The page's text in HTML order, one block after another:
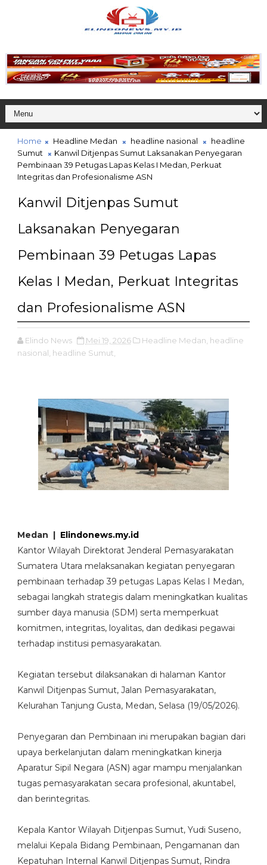
Home Headline Medan headline nasional
headline
Sumut
Kanwil Ditjenpas Sumut Laksanakan Penyegaran
Pembinaan 39 Petugas Lapas Kelas I Medan, Perkuat
Integritas dan Profesionalisme ASN
Kanwil Ditjenpas Sumut
Laksanakan Penyegaran
Pembinaan 39 Petugas Lapas
Kelas I Medan, Perkuat Integritas
dan Profesionalisme ASN
Elindo News Mei 19, 2026 Headline Medan, headline
nasional, headline Sumut,
Medan | Elindonews.my.id
Kantor Wilayah Direktorat Jenderal Pemasyarakatan
Sumatera Utara melaksanakan kegiatan penyegaran
pembinaan terhadap 39 petugas Lapas Kelas I Medan,
sebagai langkah strategis dalam meningkatkan kualitas
sumber daya manusia (SDM) serta memperkuat
komitmen, integritas, loyalitas, dan dedikasi pegawai
terhadap institusi pemasyarakatan.
Kegiatan tersebut dilaksanakan di halaman Kantor
Kanwil Ditjenpas Sumut, Jalan Pemasyarakatan,
Kelurahan Tanjung Gusta, Medan, Selasa (19/05/2026).
Penyegaran dan Pembinaan ini merupakan bagian dari
upaya berkelanjutan dalam meningkatkan kinerja
Aparatur Sipil Negara (ASN) agar mampu menjalankan
tugas pemasyarakatan secara profesional, akuntabel,
dan berintegritas.
Kepala Kantor Wilayah Ditjenpas Sumut, Yudi Suseno,
melalui Kepala Bidang Pembinaan, Pengamanan dan
Kepatuhan Internal Kanwil Ditjenpas Sumut, Rindra